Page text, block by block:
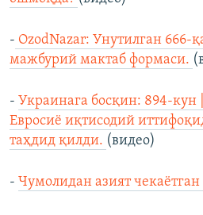
- OzodNazar: Унутилган 666-
мажбурий мактаб формаси.
- Украинага босқин: 894-кун
Евросиё иқтисодий
таҳдид қилди. (видео)
- Чумолидан азият